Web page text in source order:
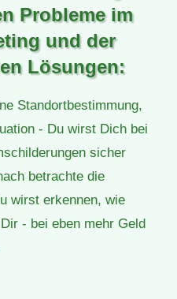
Probleme im
und der
Lösungen:
Standortbestimmung,
- Du wirst Dich bei
sicher
betrachte die
wirst erkennen, wie
- bei eben mehr Geld